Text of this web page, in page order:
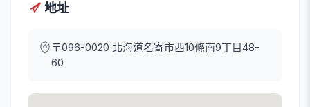
地址
〒096-0020 北海道名寄市西10條南9丁目48-
60